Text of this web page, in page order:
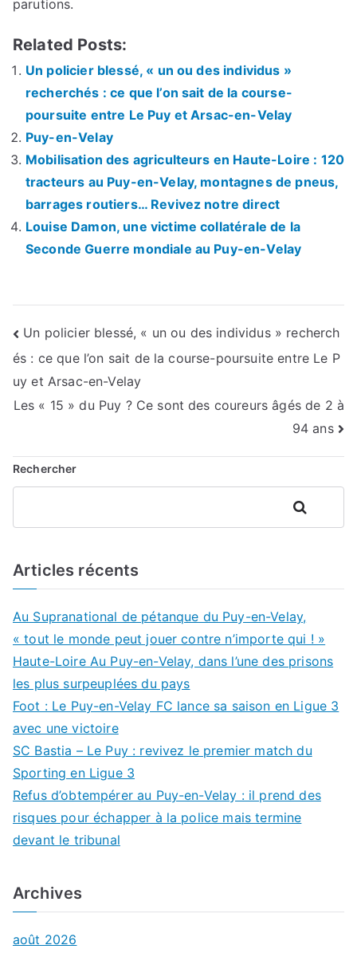
parutions.
Related Posts:
Un policier blessé, « un ou des individus »
recherchés : ce que l’on sait de la course-
poursuite entre Le Puy et Arsac-en-Velay
Puy-en-Velay
Mobilisation des agriculteurs en Haute-Loire : 120
tracteurs au Puy-en-Velay, montagnes de pneus,
barrages routiers… Revivez notre direct
Louise Damon, une victime collatérale de la
Seconde Guerre mondiale au Puy-en-Velay
Navigation
de
l’article
Un policier blessé, « un ou des individus » recherch
és : ce que l’on sait de la course-poursuite entre Le P
uy et Arsac-en-Velay
Les « 15 » du Puy ? Ce sont des coureurs âgés de 2 à
94 ans
Rechercher
Rechercher
Articles récents
Au Supranational de pétanque du Puy-en-Velay,
« tout le monde peut jouer contre n’importe qui ! »
Haute-Loire Au Puy-en-Velay, dans l’une des prisons
les plus surpeuplées du pays
Foot : Le Puy-en-Velay FC lance sa saison en Ligue 3
avec une victoire
SC Bastia – Le Puy : revivez le premier match du
Sporting en Ligue 3
Refus d’obtempérer au Puy-en-Velay : il prend des
risques pour échapper à la police mais termine
devant le tribunal
Archives
août 2026